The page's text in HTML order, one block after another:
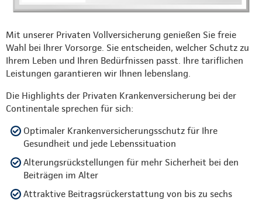
Mit unserer Privaten Vollversicherung genießen Sie freie
Wahl bei Ihrer Vorsorge. Sie entscheiden, welcher Schutz zu
Ihrem Leben und Ihren Bedürfnissen passt. Ihre tariflichen
Leistungen garantieren wir Ihnen lebenslang.
Die Highlights der Privaten Krankenversicherung bei der
Continentale sprechen für sich:
Optimaler Krankenversicherungsschutz für Ihre
Gesundheit und jede Lebenssituation
Alterungsrückstellungen für mehr Sicherheit bei den
Beiträgen im Alter
Attraktive Beitragsrückerstattung von bis zu sechs